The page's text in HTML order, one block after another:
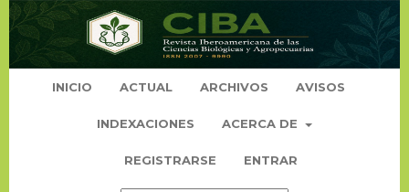
INICIO ACTUAL ARCHIVOS AVISOS
INDEXACIONES ACERCA DE
REGISTRARSE ENTRAR